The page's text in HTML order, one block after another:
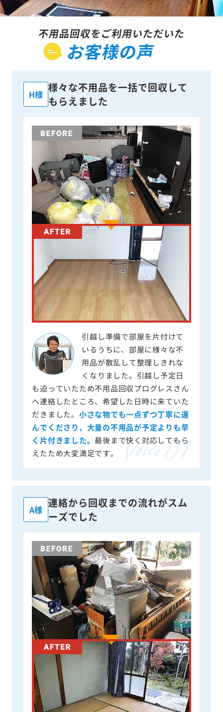
不用品回収をご利用いただいた
お客様の声
H様
様々な不用品を一括で回収して
もらえました
引越し準備で部屋を片付けて
いるうちに、部屋に様々な不
用品が散乱して整理しきれな
くなりました。引越し予定日
も迫っていたため不用品回収プログレスさん
へ連絡したところ、希望した日時に来ていた
だきました。 小さな物でも一点ずつ丁寧に運
んでくださり、大量の不用品が予定よりも早
く片付きました。 最後まで快く対応してもら
えたため大変満足です。
A様
連絡から回収までの流れがスム
ーズでした